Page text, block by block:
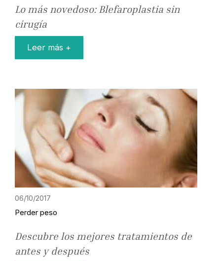
Lo más novedoso: Blefaroplastia sin
cirugía
Leer más +
06/10/2017
Perder peso
Descubre los mejores tratamientos de
antes y después